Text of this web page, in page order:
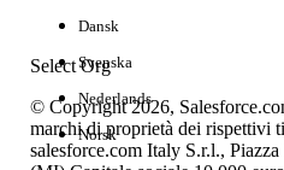
Nessun
Select Org
Dansk
Svenska
Nederlands
Norsk
© Copyright 2026,
marchi di proprietà dei rispettivi
salesforce.com Italy S.r.l.,